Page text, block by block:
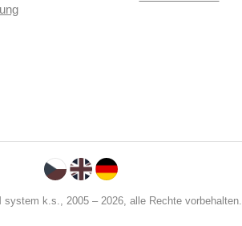
k.s., 2005 – 2026, alle Rechte vorbehalten.